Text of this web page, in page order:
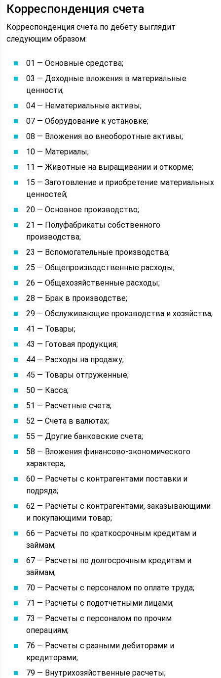
Корреспонденция счета
Корреспонденция счета по дебету выглядит
следующим образом:
01 — Основные средства;
03 — Доходные вложения в материальные
ценности;
04 — Нематериальные активы;
07 — Оборудование к установке;
08 — Вложения во внеоборотные активы;
10 — Материалы;
11 — Животные на выращивании и откорме;
15 — Заготовление и приобретение материальных
ценностей;
20 — Основное производство;
21 — Полуфабрикаты собственного
производства;
23 — Вспомогательные производства;
25 — Общепроизводственные расходы;
26 — Общехозяйственные расходы;
28 — Брак в производстве;
29 — Обслуживающие производства и хозяйства;
41 — Товары;
43 — Готовая продукция;
44 — Расходы на продажу;
45 — Товары отгруженные;
50 — Касса;
51 — Расчетные счета;
52 — Счета в валютах;
55 — Другие банковские счета;
58 — Вложения финансово-экономического
характера;
60 — Расчеты с контрагентами поставки и
подряда;
62 — Расчеты с контрагентами, заказывающими
и покупающими товар;
66 — Расчеты по краткосрочным кредитам и
займам;
67 — Расчеты по долгосрочным кредитам и
займам;
70 — Расчеты с персоналом по оплате труда;
71 — Расчеты с подотчетными лицами;
73 — Расчеты с персоналом по прочим
операциям;
76 — Расчеты с разными дебиторами и
кредиторами;
79 — Внутрихозяйственные расчеты;